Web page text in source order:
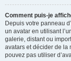
Comment puis-je
Depuis votre panneau
un avatar en utilisant
galerie, distant ou
avatars et décider de la
pouvez pas utiliser